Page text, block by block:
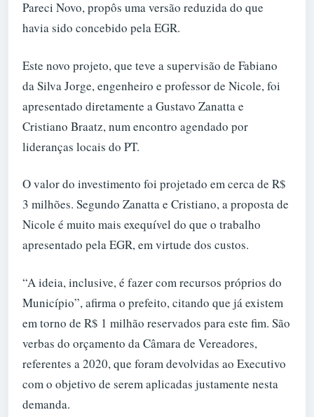
Pareci Novo, propôs uma versão reduzida do que
havia sido concebido pela EGR.
Este novo projeto, que teve a supervisão de Fabiano
da Silva Jorge, engenheiro e professor de Nicole, foi
apresentado diretamente a Gustavo Zanatta e
Cristiano Braatz, num encontro agendado por
lideranças locais do PT.
O valor do investimento foi projetado em cerca de R$
3 milhões. Segundo Zanatta e Cristiano, a proposta de
Nicole é muito mais exequível do que o trabalho
apresentado pela EGR, em virtude dos custos.
“A ideia, inclusive, é fazer com recursos próprios do
Município”, afirma o prefeito, citando que já existem
em torno de R$ 1 milhão reservados para este fim. São
verbas do orçamento da Câmara de Vereadores,
referentes a 2020, que foram devolvidas ao Executivo
com o objetivo de serem aplicadas justamente nesta
demanda.